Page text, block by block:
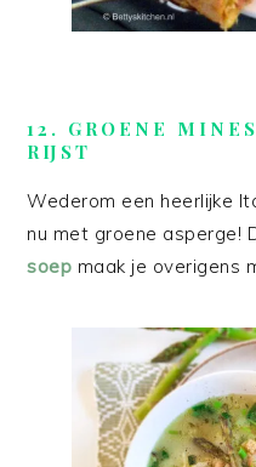
12. GROENE
RIJST
Wederom een heerlijke
nu met groene asperge!
soep maak je overigens